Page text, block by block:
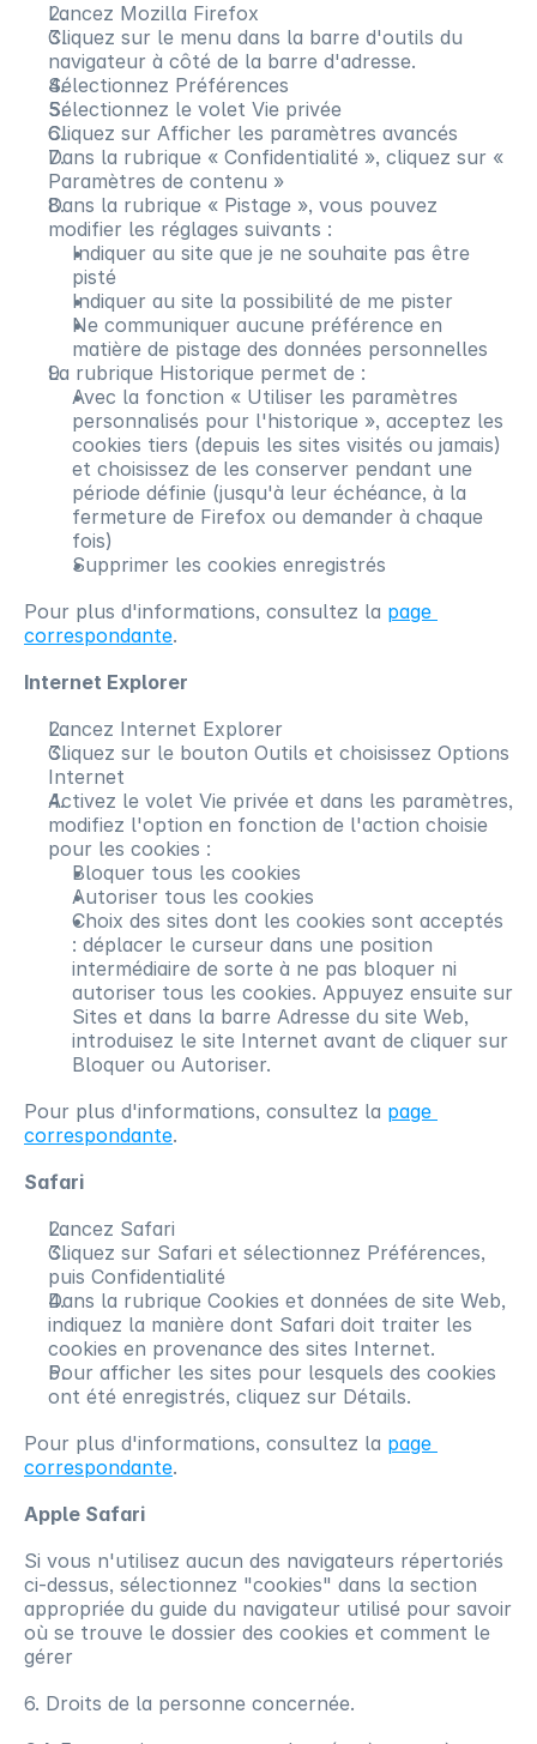
Lancez Mozilla Firefox
Cliquez sur le menu dans la barre d'outils du
navigateur à côté de la barre d'adresse.
Sélectionnez Préférences
Sélectionnez le volet Vie privée
Cliquez sur Afficher les paramètres avancés
Dans la rubrique « Confidentialité », cliquez sur «
Paramètres de contenu »
Dans la rubrique « Pistage », vous pouvez
modifier les réglages suivants :
Indiquer au site que je ne souhaite pas être
pisté
Indiquer au site la possibilité de me pister
Ne communiquer aucune préférence en
matière de pistage des données personnelles
La rubrique Historique permet de :
Avec la fonction « Utiliser les paramètres
personnalisés pour l'historique », acceptez les
cookies tiers (depuis les sites visités ou jamais)
et choisissez de les conserver pendant une
période définie (jusqu'à leur échéance, à la
fermeture de Firefox ou demander à chaque
fois)
Supprimer les cookies enregistrés
Pour plus d'informations, consultez la page
correspondante.
Internet Explorer
Lancez Internet Explorer
Cliquez sur le bouton Outils et choisissez Options
Internet
Activez le volet Vie privée et dans les paramètres,
modifiez l'option en fonction de l'action choisie
pour les cookies :
Bloquer tous les cookies
Autoriser tous les cookies
Choix des sites dont les cookies sont acceptés
: déplacer le curseur dans une position
intermédiaire de sorte à ne pas bloquer ni
autoriser tous les cookies. Appuyez ensuite sur
Sites et dans la barre Adresse du site Web,
introduisez le site Internet avant de cliquer sur
Bloquer ou Autoriser.
Pour plus d'informations, consultez la page
correspondante.
Safari
Lancez Safari
Cliquez sur Safari et sélectionnez Préférences,
puis Confidentialité
Dans la rubrique Cookies et données de site Web,
indiquez la manière dont Safari doit traiter les
cookies en provenance des sites Internet.
Pour afficher les sites pour lesquels des cookies
ont été enregistrés, cliquez sur Détails.
Pour plus d'informations, consultez la page
correspondante.
Apple Safari
Si vous n'utilisez aucun des navigateurs répertoriés
ci-dessus, sélectionnez "cookies" dans la section
appropriée du guide du navigateur utilisé pour savoir
où se trouve le dossier des cookies et comment le
gérer
6. Droits de la personne concernée.